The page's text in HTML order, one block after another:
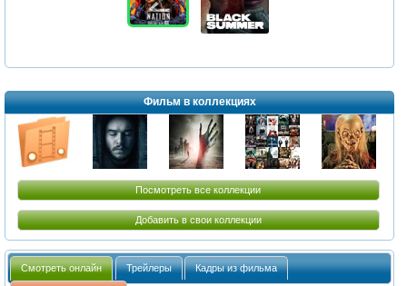
Фильм в коллекциях
Посмотреть все коллекции
Добавить в свои коллекции
Смотреть онлайн Трейлеры Кадры из фильма